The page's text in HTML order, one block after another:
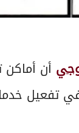
أن أماكن
في تفعيل